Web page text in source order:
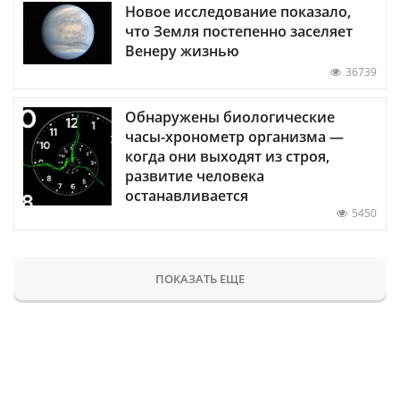
Новое исследование показало,
что Земля постепенно заселяет
Венеру жизнью
36739
Обнаружены биологические
часы-хронометр организма —
когда они выходят из строя,
развитие человека
останавливается
5450
ПОКАЗАТЬ ЕЩЕ